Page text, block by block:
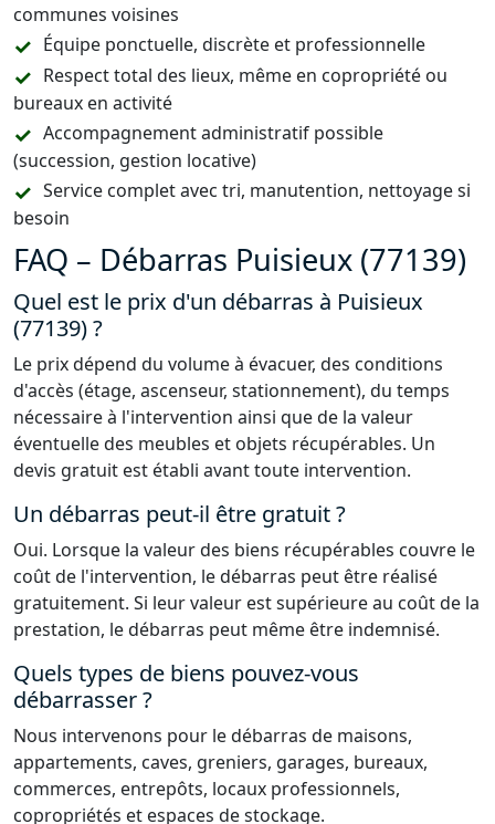
communes voisines
Équipe ponctuelle, discrète et professionnelle
Respect total des lieux, même en copropriété ou
bureaux en activité
Accompagnement administratif possible
(succession, gestion locative)
Service complet avec tri, manutention, nettoyage si
besoin
FAQ – Débarras Puisieux (77139)
Quel est le prix d'un débarras à Puisieux
(77139) ?
Le prix dépend du volume à évacuer, des conditions
d'accès (étage, ascenseur, stationnement), du temps
nécessaire à l'intervention ainsi que de la valeur
éventuelle des meubles et objets récupérables. Un
devis gratuit est établi avant toute intervention.
Un débarras peut-il être gratuit ?
Oui. Lorsque la valeur des biens récupérables couvre le
coût de l'intervention, le débarras peut être réalisé
gratuitement. Si leur valeur est supérieure au coût de la
prestation, le débarras peut même être indemnisé.
Quels types de biens pouvez-vous
débarrasser ?
Nous intervenons pour le débarras de maisons,
appartements, caves, greniers, garages, bureaux,
commerces, entrepôts, locaux professionnels,
copropriétés et espaces de stockage.